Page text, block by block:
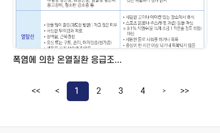
폭염에 의한 온열질환 응급조...
<< < 1 2 3 4 > >>